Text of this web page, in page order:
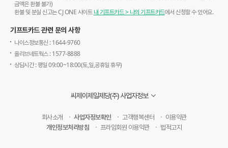
금액은 환불 불가)
환불 및 분실 신고는 CJ ONE 사이트내 기프트카드 > 나의 기프트카드에서 신청할 수 있어요.
기프트카드 관련 문의 사항
나이스정보통신 : 1644-9760
올리브네트웍스 : 1577-8888
상담시간 : 평일 09:00~18:00(토,일,공휴일 휴무)
씨제이제일제당(주) 사업자정보
회사소개 사업자정보확인 고객행복센터
이용약관
개인정보처리방침
프라임회원 이용약관 법적고지